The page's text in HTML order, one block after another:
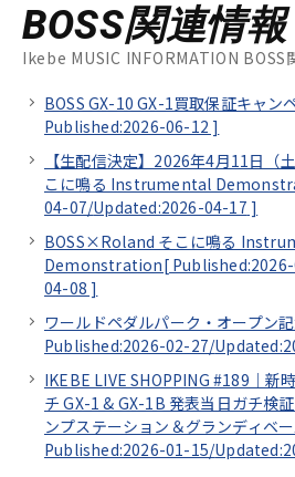
BOSS関連情報
Ikebe MUSIC INFORMATION BOSS
BOSS GX-10 GX-1買取保証キャン
Published:2026-06-12 ]
【生配信決定】2026年4月11日（
こに鳴る Instrumental
04-07/Updated:2026-04-17 ]
BOSS×Roland そこに鳴る
Demonstration[
04-08 ]
ワールドペダルパーク・オープン
Published:2026-02-27/
IKEBE LIVE SHOPPING #189｜新
チ GX-1 & GX-1B 発表当日ガチ検
ンプステーション＆グランディベ
Published:2026-01-15/